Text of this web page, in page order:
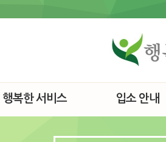
행복한 서비스 입소 안내